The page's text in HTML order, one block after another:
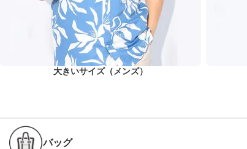
大きいサイズ（メンズ）
バッグ